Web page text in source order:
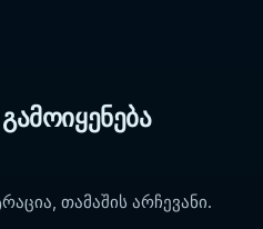
თამაშის არჩევანი.